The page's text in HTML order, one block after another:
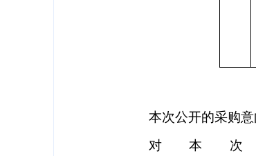
本次公开的采购
对本